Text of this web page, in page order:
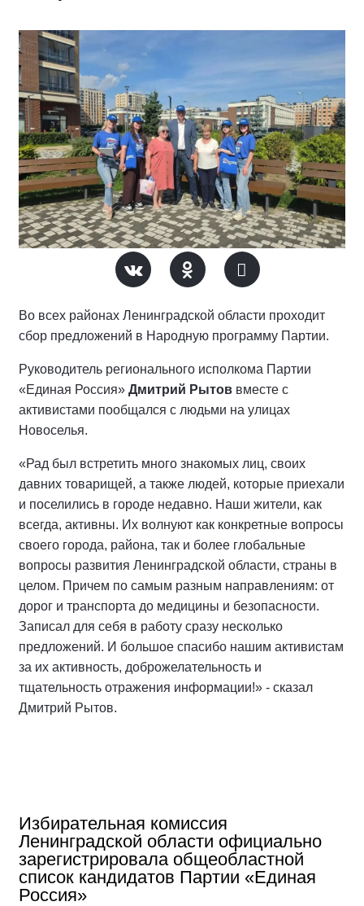
Во всех районах Ленинградской области проходит
сбор предложений в Народную программу Партии.
Руководитель регионального исполкома Партии
«Единая Россия» Дмитрий Рытов вместе с
активистами пообщался с людьми на улицах
Новоселья.
«Рад был встретить много знакомых лиц, своих
давних товарищей, а также людей, которые приехали
и поселились в городе недавно. Наши жители, как
всегда, активны. Их волнуют как конкретные вопросы
своего города, района, так и более глобальные
вопросы развития Ленинградской области, страны в
целом. Причем по самым разным направлениям: от
дорог и транспорта до медицины и безопасности.
Записал для себя в работу сразу несколько
предложений. И большое спасибо нашим активистам
за их активность, доброжелательность и
тщательность отражения информации!» - сказал
Дмитрий Рытов.
Избирательная комиссия
Ленинградской области официально
зарегистрировала общеобластной
список кандидатов Партии «Единая
Россия»